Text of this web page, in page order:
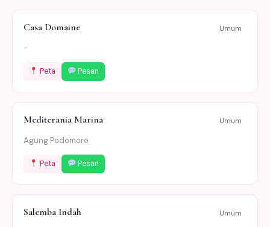
Casa Domaine Umum
-
Peta Pesan
Mediterania Marina Umum
Agung Podomoro
Peta Pesan
Salemba Indah Umum